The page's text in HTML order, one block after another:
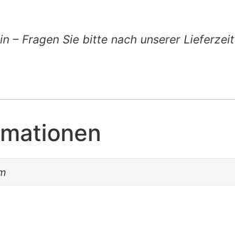
– Fragen Sie bitte nach unserer Lieferzeit